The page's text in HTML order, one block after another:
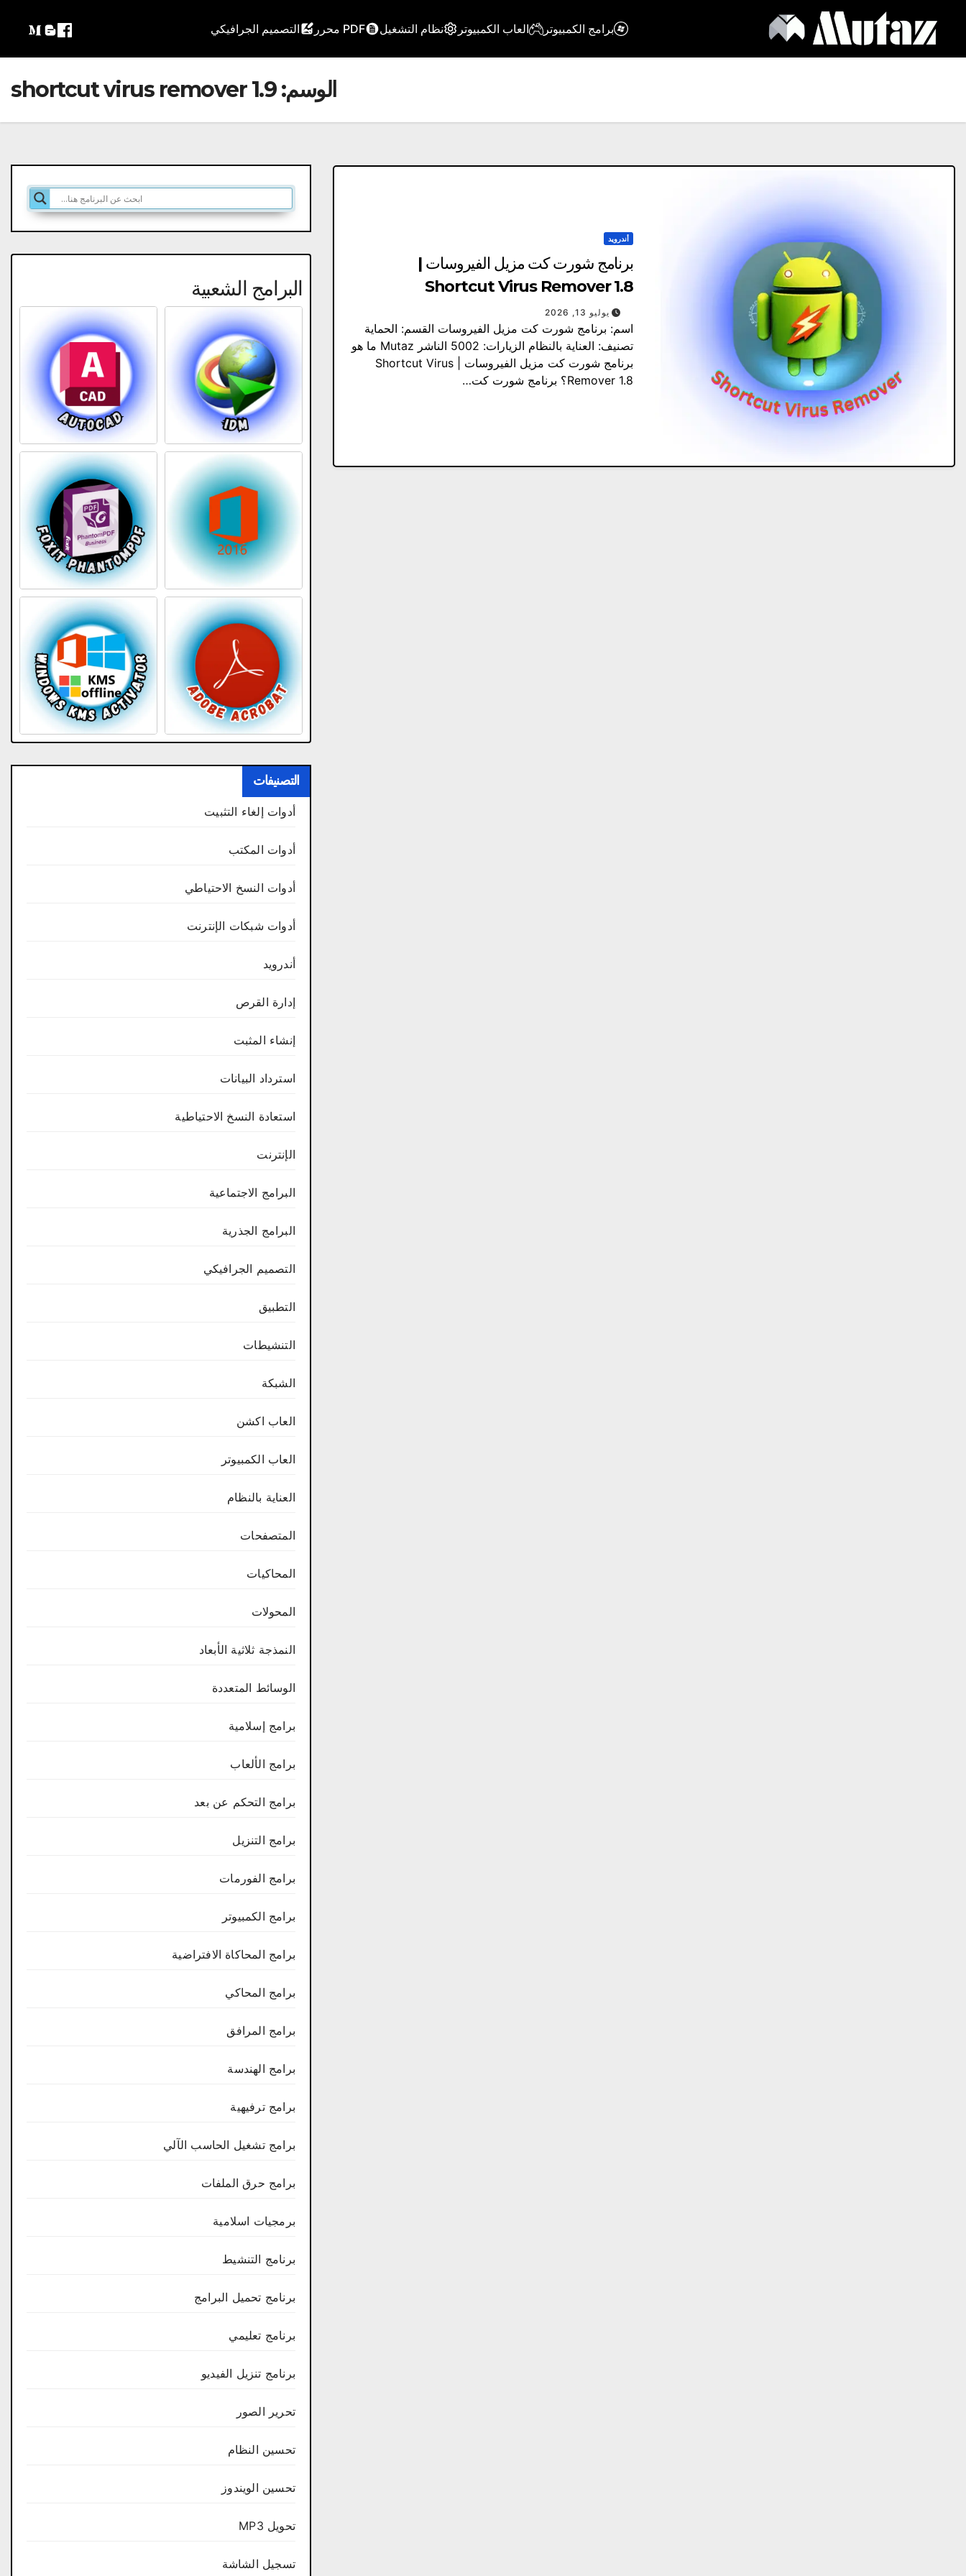
content
برامج الكمبيوتر العاب الكمبيوتر نظام التشغيل PDF محرر التصميم الجرافيكي
الوسم:shortcut virus remover 1.9
أندرويد
برنامج شورت كت مزيل الفيروسات |
Shortcut Virus Remover 1.8
يوليو 13, 2026
اسم: برنامج شورت كت مزيل الفيروسات القسم: الحماية
تصنيف: العناية بالنظام الزيارات: 5002 الناشر Mutaz ما هو
برنامج شورت كت مزيل الفيروسات | Shortcut Virus
Remover 1.8؟ برنامج شورت كت…
البرامج الشعبية
التصنيفات
أدوات إلغاء التثبيت
أدوات المكتب
أدوات النسخ الاحتياطي
أدوات شبكات الإنترنت
أندرويد
إدارة القرص
إنشاء المثبت
استرداد البيانات
استعادة النسخ الاحتياطية
الإنترنت
البرامج الاجتماعية
البرامج الجذرية
التصميم الجرافيكي
التطبيق
التنشيطات
الشبكة
العاب اكشن
العاب الكمبيوتر
العناية بالنظام
المتصفحات
المحاكيات
المحولات
النمذجة ثلاثية الأبعاد
الوسائط المتعددة
برامج إسلامية
برامج الألعاب
برامج التحكم عن بعد
برامج التنزيل
برامج الفورمات
برامج الكمبيوتر
برامج المحاكاة الافتراضية
برامج المحاكي
برامج المرافق
برامج الهندسة
برامج ترفيهية
برامج تشغيل الحاسب الآلي
برامج حرق الملفات
برمجيات اسلامية
برنامج التنشيط
برنامج تحميل البرامج
برنامج تعليمي
برنامج تنزيل الفيديو
تحرير الصور
تحسين النظام
تحسين الويندوز
تحويل MP3
تسجيل الشاشة